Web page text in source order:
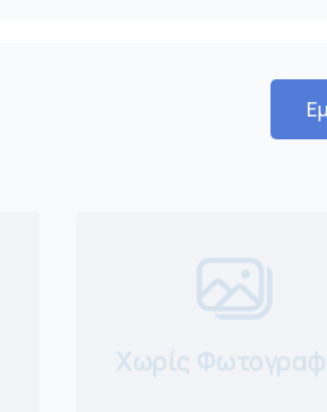
Χωρίς